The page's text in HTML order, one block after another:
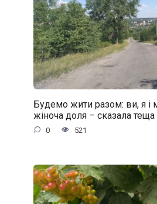
Будемо жити разом: ви, я і
жіноча доля – сказала
0 521